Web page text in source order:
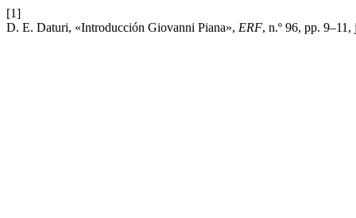
[1]
D. E. Daturi, «Introducción Giovanni Piana», ERF, n.º 96, pp.